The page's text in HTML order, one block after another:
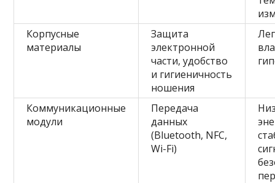
Корпусные
материалы
Защита
электронной
части, удобство
и гигиеничность
ношения
Коммуникационные
модули
Передача
данных
(Bluetooth, NFC,
Wi-Fi)